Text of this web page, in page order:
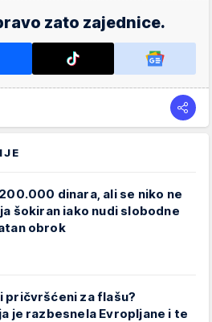
zato zajednice.
dinara, ali se niko ne
šokiran iako nudi slobodne
obrok
pričvršćeni za flašu?
je razbesnela Evropljane i te